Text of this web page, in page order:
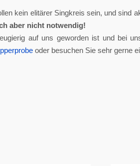
kein elitärer Singkreis sein, und sind
aber nicht notwendig!
auf uns geworden ist und bei
oder besuchen Sie sehr gerne